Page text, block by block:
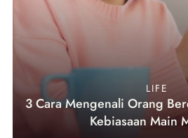
LIFE
3 Cara Mengenali Orang
Kebiasaan Main